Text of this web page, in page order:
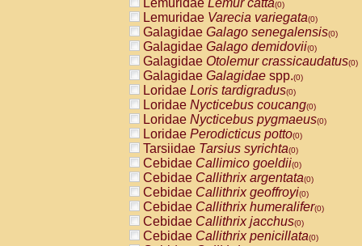
AtelidaeAlouattaspp.(0)
AtelidaeAteles belzebuth(0)
AtelidaeAteles geoffroyi(0)
AtelidaeAteles paniscus(0)
AtelidaeAtelesspp.(0)
Atelidae Lagothrix lagothricha
AtelidaeLagothrix lagothricha cana
PitheciidaeCacajao calvus
PitheciidaeCallicebus cupreus
PitheciidaeCallicebus donacophilus
PitheciidaeCallicebus moloch
PitheciidaeCallicebus torquatus
PitheciidaeCallicebusspp.(0)
PitheciidaeChiropotes satanas(0)
PitheciidaePithecia monachus
PitheciidaePithecia pithecia(0)
Lemuridae Lemur catta(0)
Lemuridae Varecia variegata(0)
Galagidae Galago senegalensis(0)
Galagidae Galago demidovii(0)
Galagidae Otolemur crassicaudatus(0)
Galagidae Galagidae spp.(0)
Loridae Loris tardigradus(0)
Loridae Nycticebus coucang(0)
Loridae Nycticebus pygmaeus(0)
Loridae Perodicticus potto(0)
Tarsiidae Tarsius syrichta(0)
Cebidae Callimico goeldii(0)
Cebidae Callithrix argentata(0)
Cebidae Callithrix geoffroyi(0)
Cebidae Callithrix humeralifer(0)
Cebidae Callithrix jacchus(0)
Cebidae Callithrix penicillata(0)